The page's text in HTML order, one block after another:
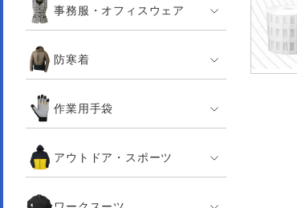
サンエス 中塚被服
藤井電工 福山ゴム工業
事務服・オフィスウェア
防寒着
作業用手袋
アウトドア・スポーツ